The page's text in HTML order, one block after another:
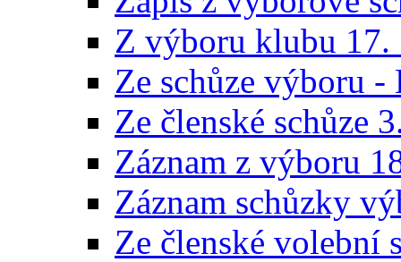
Z výboru klubu 17.
Ze schůze výboru
Ze členské schůze
Záznam z výboru
Záznam schůzky
Ze členské volební